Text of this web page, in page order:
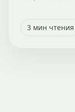
3 мин чтения